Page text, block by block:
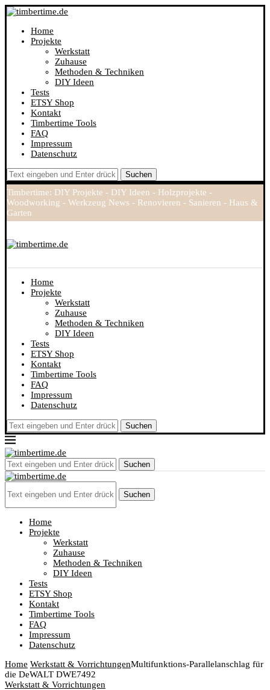
Home
Projekte
Werkstatt
Zuhause
Methoden & Techniken
DIY Ideen
Tests
ETSY Shop
Kontakt
Timbertime Tools
FAQ
Impressum
Datenschutz
Suchen
Timbertime: DIY Projekte - DIY Ideen - Holzprojekte -
Woodworking - Werkzeug News - Renovieren - Sanieren - Haus &
Garten
Home
Projekte
Werkstatt
Zuhause
Methoden & Techniken
DIY Ideen
Tests
ETSY Shop
Kontakt
Timbertime Tools
FAQ
Impressum
Datenschutz
Suchen
Suchen
Suchen
Home
Projekte
Werkstatt
Zuhause
Methoden & Techniken
DIY Ideen
Tests
ETSY Shop
Kontakt
Timbertime Tools
FAQ
Impressum
Datenschutz
Home Werkstatt & VorrichtungenMultifunktions-Parallelanschlag für
die DeWALT DWE7492
Werkstatt & Vorrichtungen